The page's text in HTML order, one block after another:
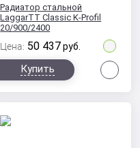
Радиатор стальной
LaggarTT Classic K-Profil
20/900/2400
Цена: 50 437 руб.
Купить